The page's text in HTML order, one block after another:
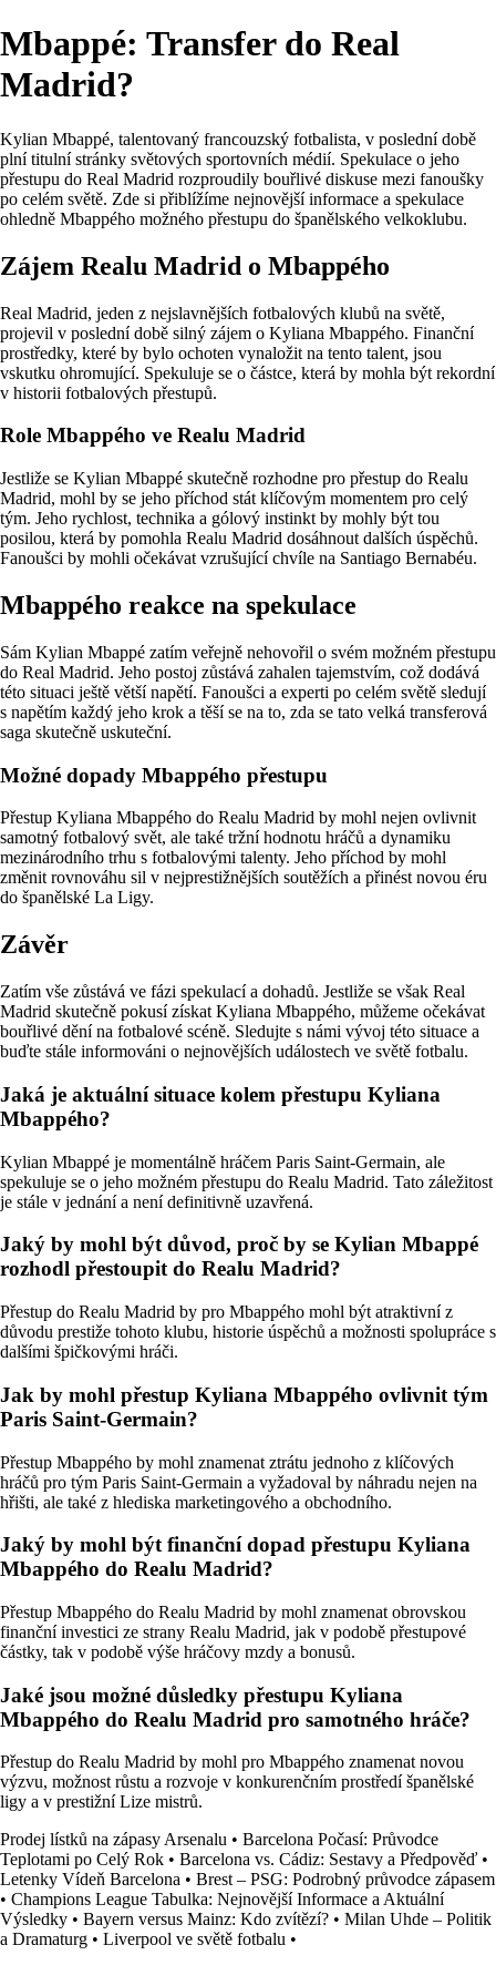
Mbappé: Transfer do Real
Madrid?
Kylian Mbappé, talentovaný francouzský fotbalista, v poslední době
plní titulní stránky světových sportovních médií. Spekulace o jeho
přestupu do Real Madrid rozproudily bouřlivé diskuse mezi fanoušky
po celém světě. Zde si přiblížíme nejnovější informace a spekulace
ohledně Mbappého možného přestupu do španělského velkoklubu.
Zájem Realu Madrid o Mbappého
Real Madrid, jeden z nejslavnějších fotbalových klubů na světě,
projevil v poslední době silný zájem o Kyliana Mbappého. Finanční
prostředky, které by bylo ochoten vynaložit na tento talent, jsou
vskutku ohromující. Spekuluje se o částce, která by mohla být rekordní
v historii fotbalových přestupů.
Role Mbappého ve Realu Madrid
Jestliže se Kylian Mbappé skutečně rozhodne pro přestup do Realu
Madrid, mohl by se jeho příchod stát klíčovým momentem pro celý
tým. Jeho rychlost, technika a gólový instinkt by mohly být tou
posilou, která by pomohla Realu Madrid dosáhnout dalších úspěchů.
Fanoušci by mohli očekávat vzrušující chvíle na Santiago Bernabéu.
Mbappého reakce na spekulace
Sám Kylian Mbappé zatím veřejně nehovořil o svém možném přestupu
do Real Madrid. Jeho postoj zůstává zahalen tajemstvím, což dodává
této situaci ještě větší napětí. Fanoušci a experti po celém světě sledují
s napětím každý jeho krok a těší se na to, zda se tato velká transferová
saga skutečně uskuteční.
Možné dopady Mbappého přestupu
Přestup Kyliana Mbappého do Realu Madrid by mohl nejen ovlivnit
samotný fotbalový svět, ale také tržní hodnotu hráčů a dynamiku
mezinárodního trhu s fotbalovými talenty. Jeho příchod by mohl
změnit rovnováhu sil v nejprestižnějších soutěžích a přinést novou éru
do španělské La Ligy.
Závěr
Zatím vše zůstává ve fázi spekulací a dohadů. Jestliže se však Real
Madrid skutečně pokusí získat Kyliana Mbappého, můžeme očekávat
bouřlivé dění na fotbalové scéně. Sledujte s námi vývoj této situace a
buďte stále informováni o nejnovějších událostech ve světě fotbalu.
Jaká je aktuální situace kolem přestupu Kyliana
Mbappého?
Kylian Mbappé je momentálně hráčem Paris Saint-Germain, ale
spekuluje se o jeho možném přestupu do Realu Madrid. Tato záležitost
je stále v jednání a není definitivně uzavřená.
Jaký by mohl být důvod, proč by se Kylian Mbappé
rozhodl přestoupit do Realu Madrid?
Přestup do Realu Madrid by pro Mbappého mohl být atraktivní z
důvodu prestiže tohoto klubu, historie úspěchů a možnosti spolupráce s
dalšími špičkovými hráči.
Jak by mohl přestup Kyliana Mbappého ovlivnit tým
Paris Saint-Germain?
Přestup Mbappého by mohl znamenat ztrátu jednoho z klíčových
hráčů pro tým Paris Saint-Germain a vyžadoval by náhradu nejen na
hřišti, ale také z hlediska marketingového a obchodního.
Jaký by mohl být finanční dopad přestupu Kyliana
Mbappého do Realu Madrid?
Přestup Mbappého do Realu Madrid by mohl znamenat obrovskou
finanční investici ze strany Realu Madrid, jak v podobě přestupové
částky, tak v podobě výše hráčovy mzdy a bonusů.
Jaké jsou možné důsledky přestupu Kyliana
Mbappého do Realu Madrid pro samotného hráče?
Přestup do Realu Madrid by mohl pro Mbappého znamenat novou
výzvu, možnost růstu a rozvoje v konkurenčním prostředí španělské
ligy a v prestižní Lize mistrů.
Prodej lístků na zápasy Arsenalu • Barcelona Počasí: Průvodce
Teplotami po Celý Rok • Barcelona vs. Cádiz: Sestavy a Předpověď •
Letenky Vídeň Barcelona • Brest – PSG: Podrobný průvodce zápasem
• Champions League Tabulka: Nejnovější Informace a Aktuální
Výsledky • Bayern versus Mainz: Kdo zvítězí? • Milan Uhde – Politik
a Dramaturg • Liverpool ve světě fotbalu •